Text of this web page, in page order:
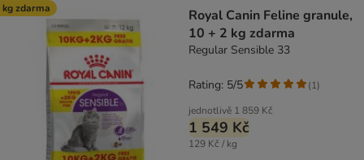
kg zdarma
Royal Canin Feline granule,
10 + 2 kg zdarma
Regular Sensible 33
jednotlivě 1 859 Kč
1 549 Kč
129 Kč / kg
Rating: 5/5 (1)